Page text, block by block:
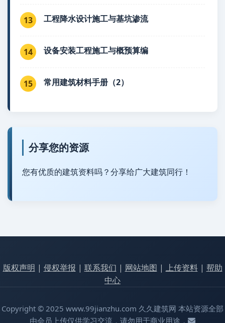
13 工程降水设计施工与基坑渗流
14 设备安装工程施工与概预算编
15 常用建筑材料手册（2）
分享您的资源
您有优质的建筑资料吗？分享给广大建筑同行！
版权声明 | 侵权举报 | 联系我们 | 网站地图 | 上传资料| 帮助
中心
Copyright © 2025 www.99jianzhu.com 久久建筑网 本站资源全部
由会员上传仅供学习交流，请勿用于商业用途，